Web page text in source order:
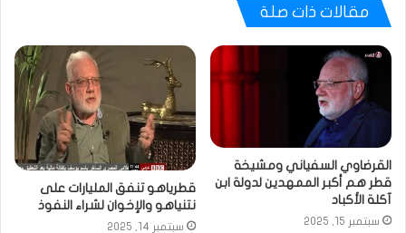
مقالات ذات صلة
القرضاوي السفياني ومشيخة
قطر هم أكبر الممهدين لدولة ابن
آكلة الأكباد
سبتمبر 15, 2025
قطرياهو تنفق المليارات على
نتنياهو والإخوان لشراء النفوذ
سبتمبر 14, 2025